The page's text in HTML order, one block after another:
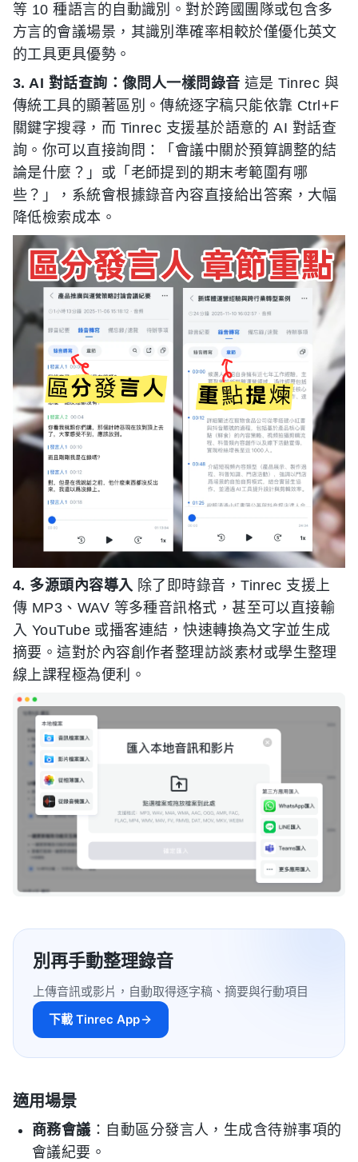
等 10 種語言的自動識別。對於跨國團隊或包含多
方言的會議場景，其識別準確率相較於僅優化英文
的工具更具優勢。
3. AI 對話查詢：像問人一樣問錄音 這是 Tinrec 與
傳統工具的顯著區別。傳統逐字稿只能依靠 Ctrl+F
關鍵字搜尋，而 Tinrec 支援基於語意的 AI 對話查
詢。你可以直接詢問：「會議中關於預算調整的結
論是什麼？」或「老師提到的期末考範圍有哪
些？」，系統會根據錄音內容直接給出答案，大幅
降低檢索成本。
4. 多源頭內容導入 除了即時錄音，Tinrec 支援上
傳 MP3、WAV 等多種音訊格式，甚至可以直接輸
入 YouTube 或播客連結，快速轉換為文字並生成
摘要。這對於內容創作者整理訪談素材或學生整理
線上課程極為便利。
別再手動整理錄音
上傳音訊或影片，自動取得逐字稿、摘要與行動項目
下載 Tinrec App
適用場景
商務會議 ：自動區分發言人，生成含待辦事項的
會議紀要。